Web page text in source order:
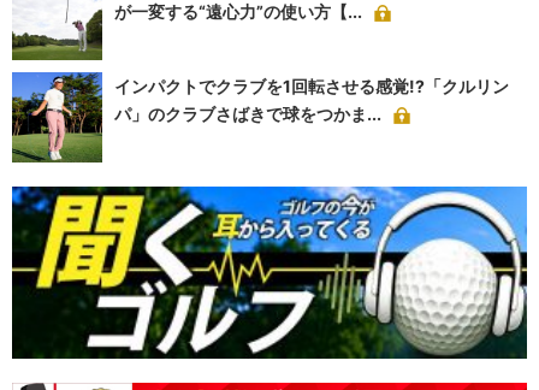
が一変する“遠心力”の使い方【...
インパクトでクラブを1回転させる感覚!?「クルリン
パ」のクラブさばきで球をつかま...